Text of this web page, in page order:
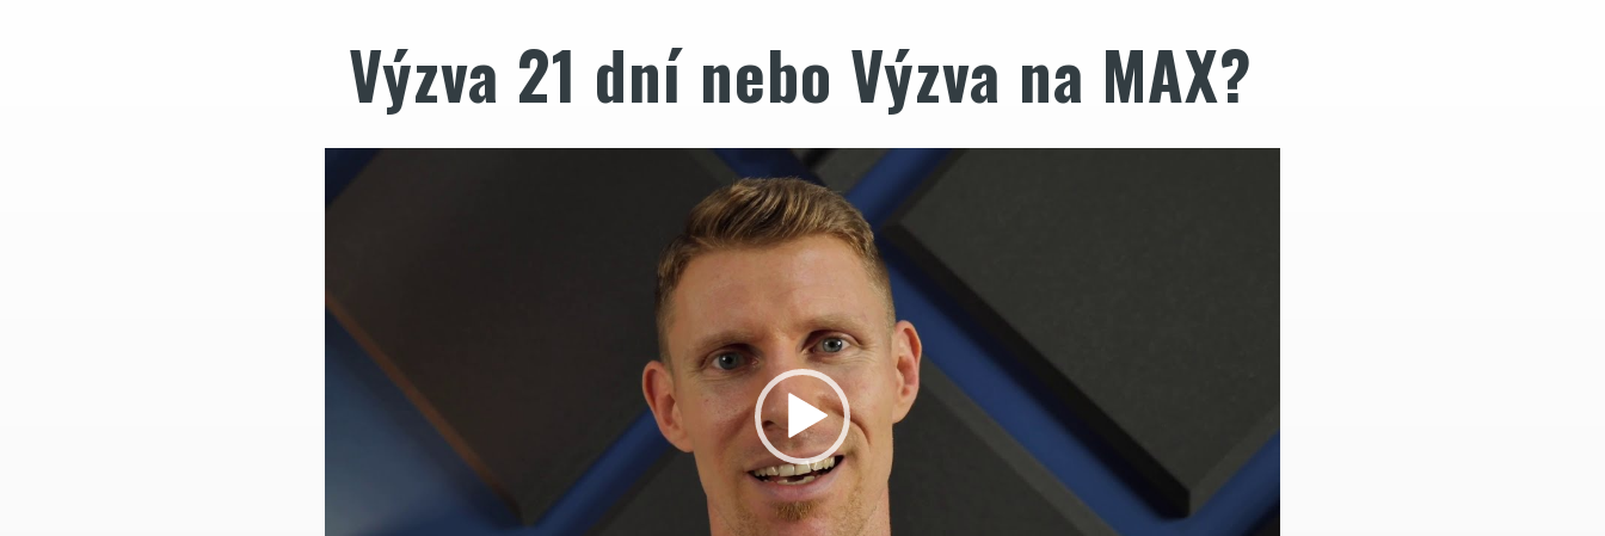
Výzva 21 dní nebo Výzva na MAX?
přehrávač